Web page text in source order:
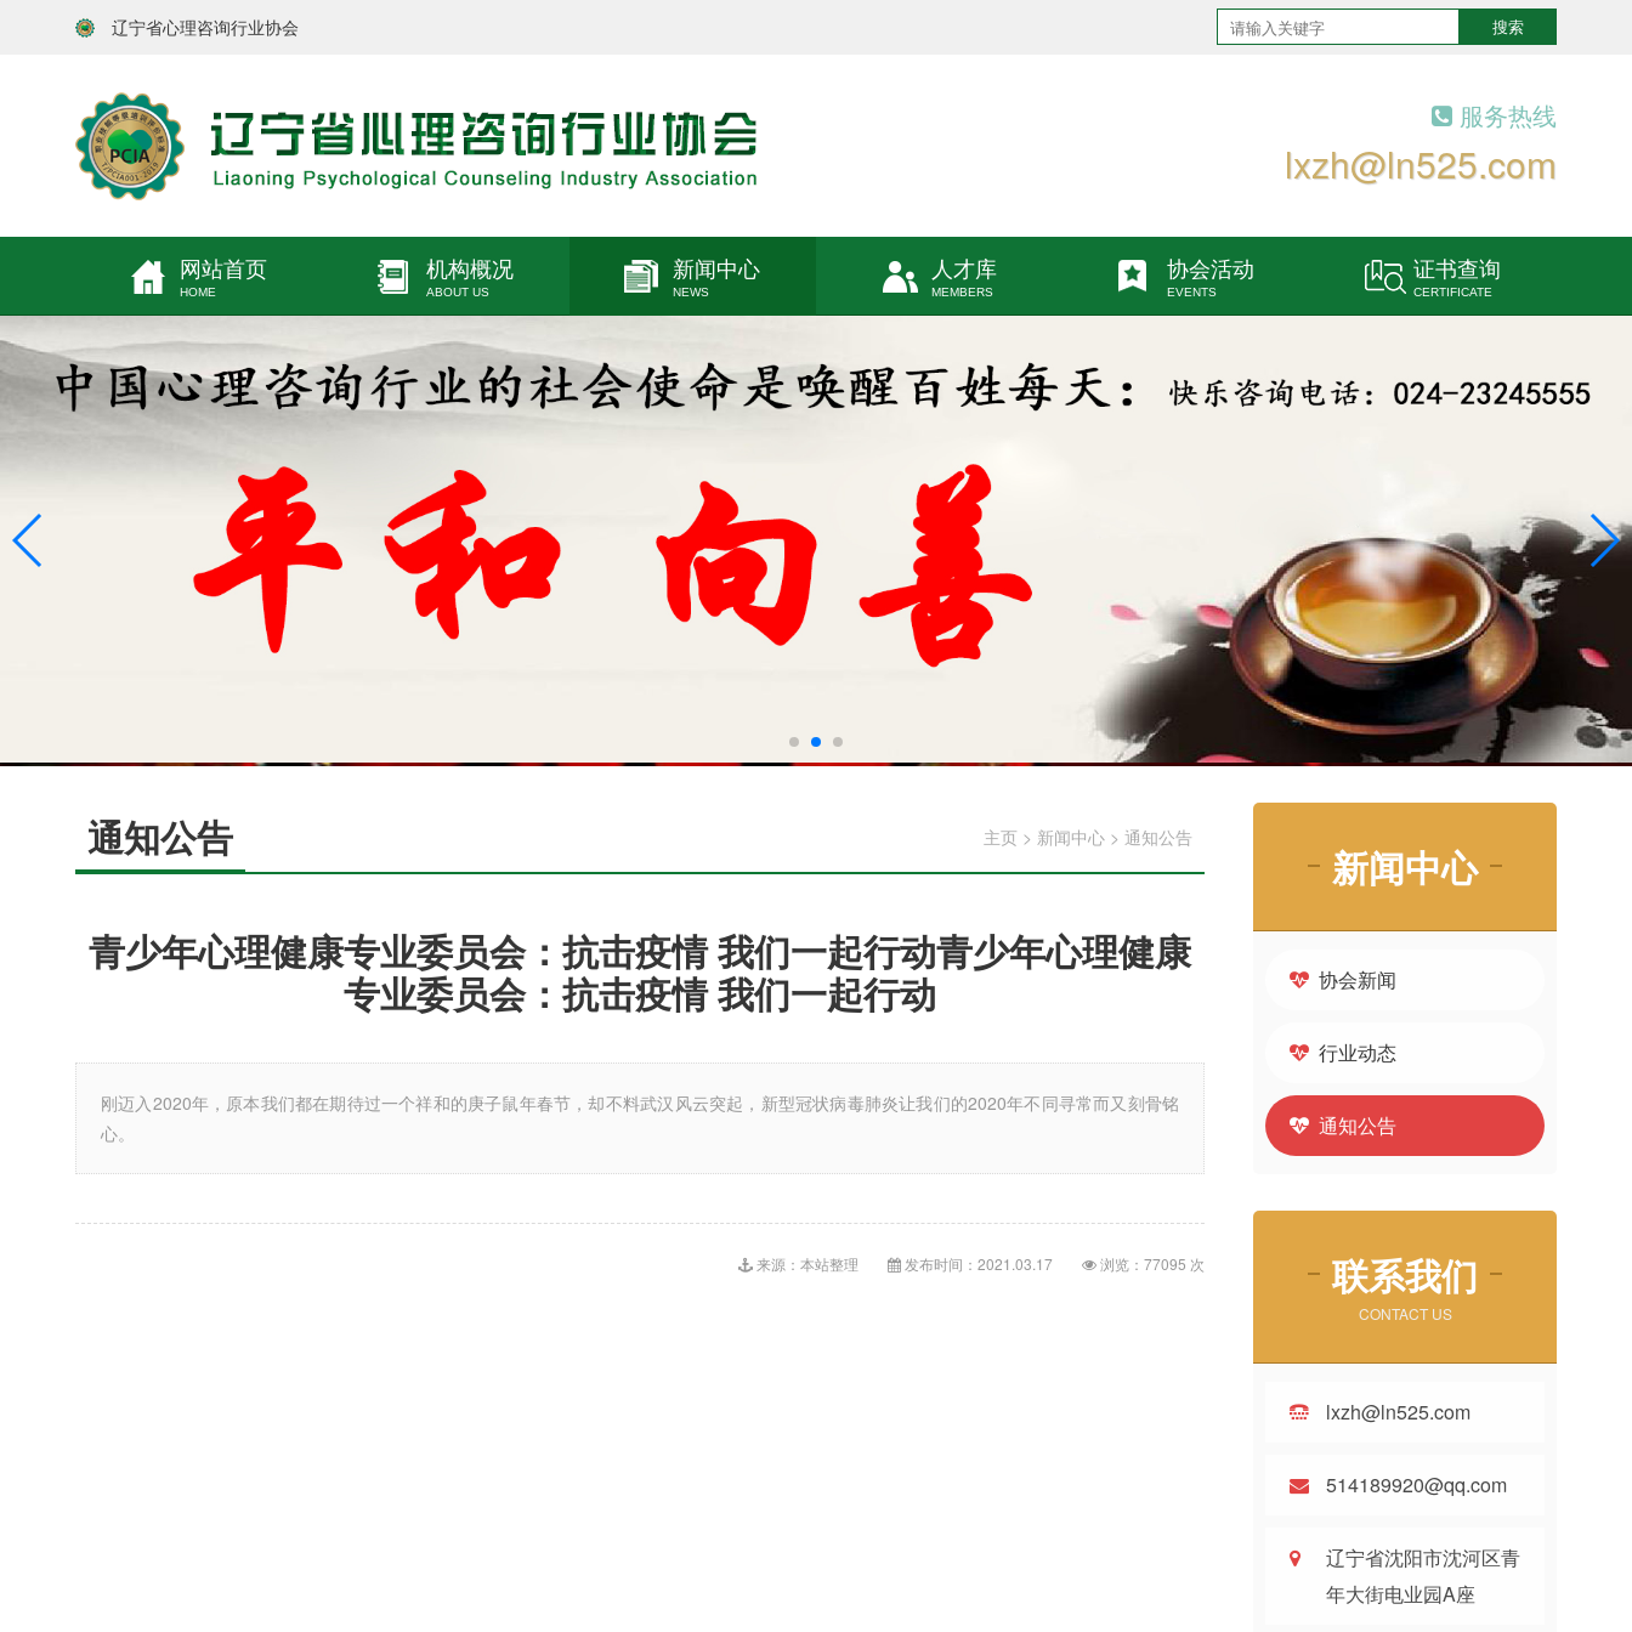
辽宁省心理咨询行业协会 搜索
服务热线
lxzh@ln525.com
网站首页
HOME
机构概况
ABOUT US
新闻中心
NEWS
人才库
MEMBERS
协会活动
EVENTS
证书查询
CERTIFICATE
通知公告 主页 > 新闻中心 > 通知公告
青少年心理健康专业委员会：抗击疫情 我们一起行动青少年心理健康
专业委员会：抗击疫情 我们一起行动
刚迈入2020年，原本我们都在期待过一个祥和的庚子鼠年春节，却不料武汉风云突起，新型冠状病毒肺炎让我们的2020年不同寻常而又刻骨铭
心。
来源：本站整理 发布时间：2021.03.17 浏览：77095 次
新闻中心
协会新闻
行业动态
通知公告
联系我们
CONTACT US
lxzh@ln525.com
514189920@qq.com
辽宁省沈阳市沈河区青
年大街电业园A座